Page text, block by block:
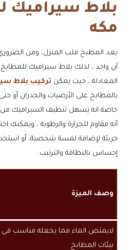
بلاط سيراميك
مكه
يعد المطبخ قلب المنزل، ومن
آن واحد ، لذلك بلاط سيراميك
المعادلة ، حيث يمكن تركيب بلاط
بالمطابخ على الأرضيات والجدران أو
خاصة انه يسهل تنظيف السيراميك من
أنه مقاوم للحرارة والرطوبة ، ويمكنك
جريئة لإضافة لمسة شخصية، أو
إحساس بالنظافة والترتيب .
وصف الميزة
لايمتص الماء مما يجعله مناسب في
بيئات المطابخ